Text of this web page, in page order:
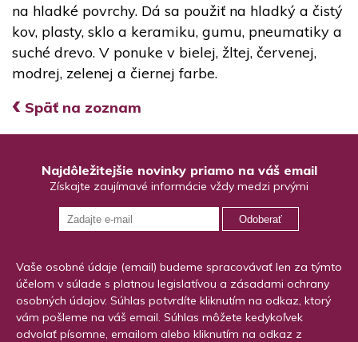
na hladké povrchy. Dá sa použiť na hladký a čistý
kov, plasty, sklo a keramiku, gumu, pneumatiky a
suché drevo. V ponuke v bielej, žltej, červenej,
modrej, zelenej a čiernej farbe.
‹ Späť na zoznam
Najdôležitejšie novinky priamo na váš email
Získajte zaujímavé informácie vždy medzi prvými
Odoberať
Vaše osobné údaje (email) budeme spracovávať len za týmto
účelom v súlade s platnou legislatívou a zásadami ochrany
osobných údajov. Súhlas potvrdíte kliknutím na odkaz, ktorý
vám pošleme na váš email. Súhlas môžete kedykoľvek
odvolať písomne, emailom alebo kliknutím na odkaz z